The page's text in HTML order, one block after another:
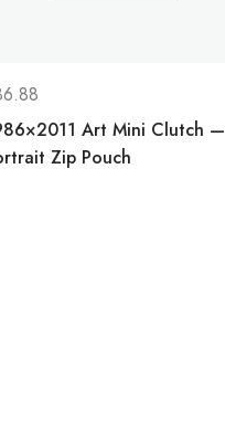
Art Mini Clutch —
Zip Pouch